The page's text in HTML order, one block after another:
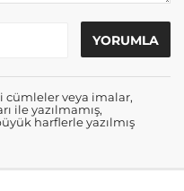
cümleler veya imalar,
ile yazılmamış,
harflerle yazılmış